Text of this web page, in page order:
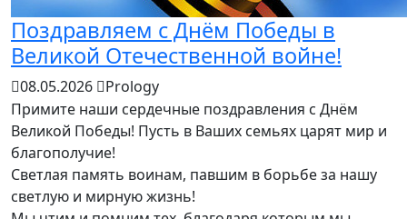
Поздравляем с Днём Победы в
Великой Отечественной войне!
08.05.2026
Prology
Примите наши сердечные поздравления с Днём
Великой Победы! Пусть в Ваших семьях царят мир и
благополучие!
Светлая память воинам, павшим в борьбе за нашу
светлую и мирную жизнь!